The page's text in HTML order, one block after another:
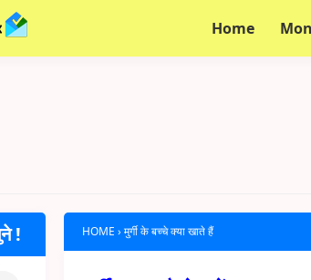
Home
HOME ›मुर्गी के बच्चे क्या खाते हैं
!